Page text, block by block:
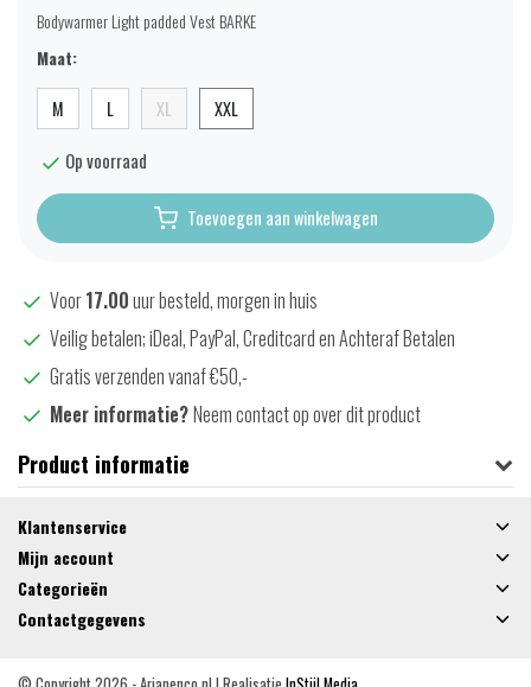
Bodywarmer Light padded Vest BARKE
Maat:
M L XL XXL
Op voorraad
Toevoegen aan winkelwagen
Voor17.00uur besteld, morgen in huis
Veilig betalen; iDeal, PayPal, Creditcard en Achteraf Betalen
Gratis verzenden vanaf €50,-
Meer informatie?Neem contact op over dit product
Product informatie
Klantenservice
Mijn account
Categorieën
Contactgegevens